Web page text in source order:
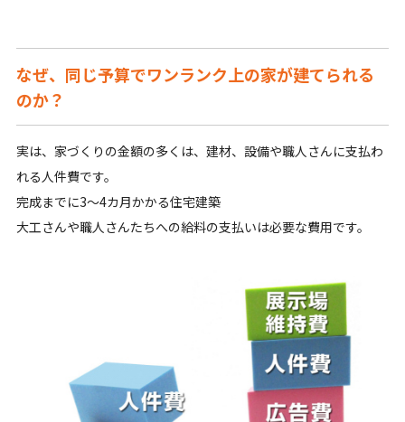
なぜ、同じ予算でワンランク上の家が建てられる
のか？
実は、家づくりの金額の多くは、建材、設備や職人さんに支払わ
れる人件費です。
完成までに3～4カ月かかる住宅建築
大工さんや職人さんたちへの給料の支払いは必要な費用です。